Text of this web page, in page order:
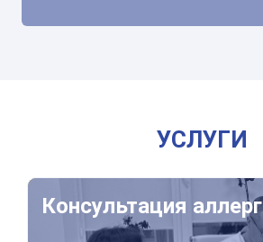
УСЛУГИ
Консультация аллерголога
Консультация